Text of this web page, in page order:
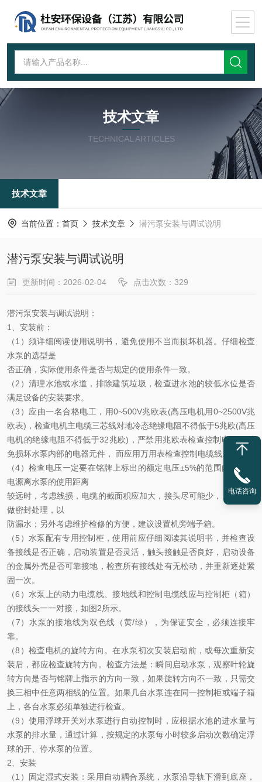
技术文章
TECHNICAL ARTICLES
技术文章
当前位置： 首页 技术文章 潜污泵安装与调试说明
潜污泵安装与调试说明
更新时间：2026-02-04 点击次数：329
潜污泵安装与调试说明：
1、安装前：
（1）须详细阅读使用说明书，避免使用不当而损坏机器。仔细检查
水泵的选型是
否正确，实际使用条件是否与规定的使用条件一致。
（2）清理水池或水道，排除建筑垃圾，检查进水池的较低水位是否
满足设备的安装要求。
（3）应由一名合格电工，用0~500V兆欧表(高压电机用0~2500V兆
欧表)，检查电机主电缆三芯线对地冷态绝缘电阻不得低于5兆欧(高压
电机的绝缘电阻不得低于32兆欧)，严禁用兆欧表检查控制电缆，避
免损坏水泵内部的电器元件， 而应用万用表检查控制电缆线。
（4）检查电压一定要在铭牌上标出的额定电压±5%的范围内。如果
电源离水泵的使用距离
较远时，考虑线损，电缆的截面积应加大，接头尽可能少，且接头处
做密封处理，以
防漏水；另外考虑维护检修的方便，建议设置机旁端子箱。
（5）水泵配有专用控制柜，使用前应仔细阅读其说明书，并检查设
备接线是否正确，启动装置是否灵活，触头接触是否良好，启动设备
的金属外壳是否可靠接地，检查所有接线处有无松动，并重新逐处紧
固一次。
（6）水泵上的动力电缆线、接地线和控制电缆线应与控制柜（箱）
的接线头一一对接，如图2所示。
（7）水泵的接地线为双色线（黄/绿），为保证安全，必须连接牢
靠。
（8）检查电机的旋转方向。在水泵初次安装启动前，或每次重新安
装后，都应检查旋转方向。检查方法是：瞬间启动水泵，观察叶轮旋
转方向是否与铭牌上指示的方向一致，如果旋转方向不一致，只需交
换三相中任意两相线的位置。如果几台水泵连在同一控制柜或端子箱
上，各台水泵必须单独进行检查。
（9）使用浮球开关对水泵进行自动控制时，应根据水池的进水量与
水泵的排水量，通过计算，按规定的水泵每小时较多启动次数确定浮
球的开、停水泵的位置。
2、安装
（1）固定湿式安装：采用自动耦合系统，水泵沿导轨下滑到底座，
电话咨询